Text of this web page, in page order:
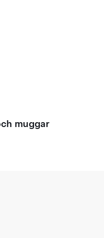
muggar